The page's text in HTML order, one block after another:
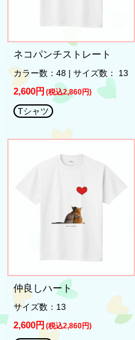
ネコパンチストレート
カラー数：48 | サイズ数： 13
2,600円 (税込2,860円)
Tシャツ
仲良しハート
サイズ数：13
2,600円 (税込2,860円)